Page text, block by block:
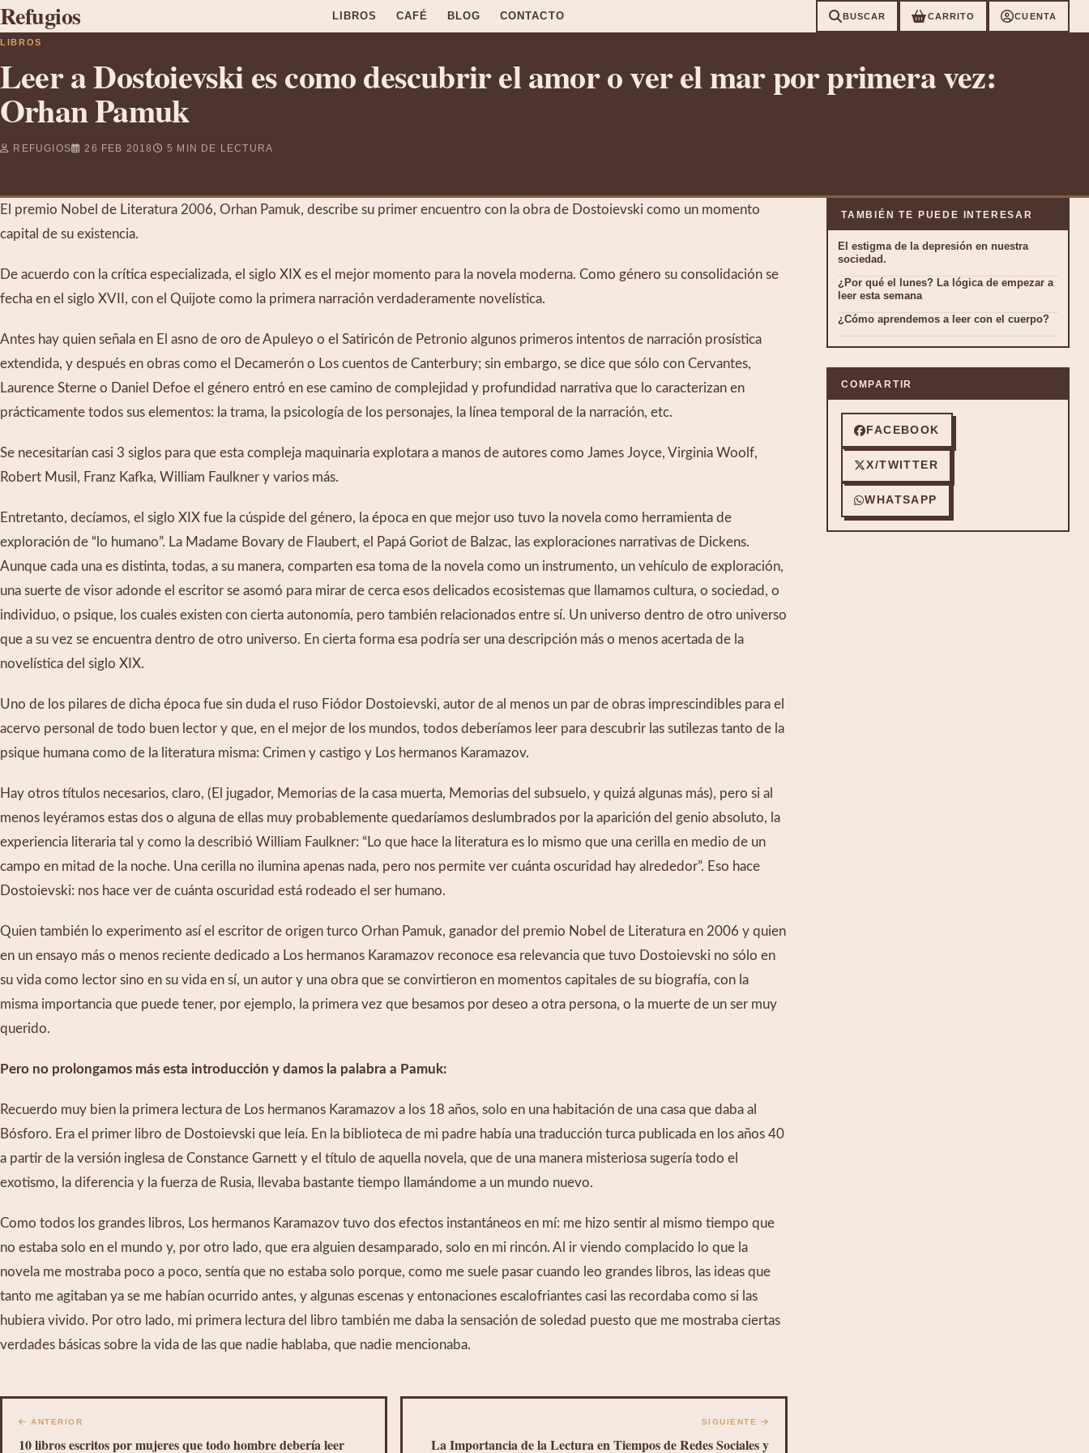
Refugios LIBROS CAFÉ BLOG CONTACTO BUSCAR CARRITO CUENTA
LIBROS
Leer a Dostoievski es como descubrir el amor o ver el mar por primera vez:
Orhan Pamuk
REFUGIOS 26 FEB 2018 5 MIN DE LECTURA
El premio Nobel de Literatura 2006, Orhan Pamuk, describe su primer encuentro con la obra de Dostoievski como un momento
capital de su existencia.
De acuerdo con la crítica especializada, el siglo XIX es el mejor momento para la novela moderna. Como género su consolidación se
fecha en el siglo XVII, con el Quijote como la primera narración verdaderamente novelística.
Antes hay quien señala en El asno de oro de Apuleyo o el Satiricón de Petronio algunos primeros intentos de narración prosística
extendida, y después en obras como el Decamerón o Los cuentos de Canterbury; sin embargo, se dice que sólo con Cervantes,
Laurence Sterne o Daniel Defoe el género entró en ese camino de complejidad y profundidad narrativa que lo caracterizan en
prácticamente todos sus elementos: la trama, la psicología de los personajes, la línea temporal de la narración, etc.
Se necesitarían casi 3 siglos para que esta compleja maquinaria explotara a manos de autores como James Joyce, Virginia Woolf,
Robert Musil, Franz Kafka, William Faulkner y varios más.
Entretanto, decíamos, el siglo XIX fue la cúspide del género, la época en que mejor uso tuvo la novela como herramienta de
exploración de “lo humano”. La Madame Bovary de Flaubert, el Papá Goriot de Balzac, las exploraciones narrativas de Dickens.
Aunque cada una es distinta, todas, a su manera, comparten esa toma de la novela como un instrumento, un vehículo de exploración,
una suerte de visor adonde el escritor se asomó para mirar de cerca esos delicados ecosistemas que llamamos cultura, o sociedad, o
individuo, o psique, los cuales existen con cierta autonomía, pero también relacionados entre sí. Un universo dentro de otro universo
que a su vez se encuentra dentro de otro universo. En cierta forma esa podría ser una descripción más o menos acertada de la
novelística del siglo XIX.
Uno de los pilares de dicha época fue sin duda el ruso Fiódor Dostoievski, autor de al menos un par de obras imprescindibles para el
acervo personal de todo buen lector y que, en el mejor de los mundos, todos deberíamos leer para descubrir las sutilezas tanto de la
psique humana como de la literatura misma: Crimen y castigo y Los hermanos Karamazov.
Hay otros títulos necesarios, claro, (El jugador, Memorias de la casa muerta, Memorias del subsuelo, y quizá algunas más), pero si al
menos leyéramos estas dos o alguna de ellas muy probablemente quedaríamos deslumbrados por la aparición del genio absoluto, la
experiencia literaria tal y como la describió William Faulkner: “Lo que hace la literatura es lo mismo que una cerilla en medio de un
campo en mitad de la noche. Una cerilla no ilumina apenas nada, pero nos permite ver cuánta oscuridad hay alrededor”. Eso hace
Dostoievski: nos hace ver de cuánta oscuridad está rodeado el ser humano.
Quien también lo experimento así el escritor de origen turco Orhan Pamuk, ganador del premio Nobel de Literatura en 2006 y quien
en un ensayo más o menos reciente dedicado a Los hermanos Karamazov reconoce esa relevancia que tuvo Dostoievski no sólo en
su vida como lector sino en su vida en sí, un autor y una obra que se convirtieron en momentos capitales de su biografía, con la
misma importancia que puede tener, por ejemplo, la primera vez que besamos por deseo a otra persona, o la muerte de un ser muy
querido.
Pero no prolongamos más esta introducción y damos la palabra a Pamuk:
Recuerdo muy bien la primera lectura de Los hermanos Karamazov a los 18 años, solo en una habitación de una casa que daba al
Bósforo. Era el primer libro de Dostoievski que leía. En la biblioteca de mi padre había una traducción turca publicada en los años 40
a partir de la versión inglesa de Constance Garnett y el título de aquella novela, que de una manera misteriosa sugería todo el
exotismo, la diferencia y la fuerza de Rusia, llevaba bastante tiempo llamándome a un mundo nuevo.
Como todos los grandes libros, Los hermanos Karamazov tuvo dos efectos instantáneos en mí: me hizo sentir al mismo tiempo que
no estaba solo en el mundo y, por otro lado, que era alguien desamparado, solo en mi rincón. Al ir viendo complacido lo que la
novela me mostraba poco a poco, sentía que no estaba solo porque, como me suele pasar cuando leo grandes libros, las ideas que
tanto me agitaban ya se me habían ocurrido antes, y algunas escenas y entonaciones escalofriantes casi las recordaba como si las
hubiera vivido. Por otro lado, mi primera lectura del libro también me daba la sensación de soledad puesto que me mostraba ciertas
verdades básicas sobre la vida de las que nadie hablaba, que nadie mencionaba.
ANTERIOR
10 libros escritos por mujeres que todo hombre debería leer
SIGUIENTE
La Importancia de la Lectura en Tiempos de Redes Sociales y
TAMBIÉN TE PUEDE INTERESAR
El estigma de la depresión en nuestra
sociedad.
¿Por qué el lunes? La lógica de empezar a
leer esta semana
¿Cómo aprendemos a leer con el cuerpo?
COMPARTIR
FACEBOOK
X/TWITTER
WHATSAPP